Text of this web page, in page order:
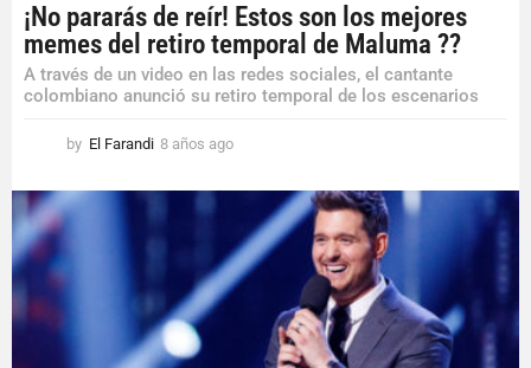
¡No pararás de reír! Estos son los mejores
memes del retiro temporal de Maluma ??
A través de un video en las redes sociales, el cantante
colombiano anunció su retiro temporal de los escenarios
by El Farandi 8 años ago
ñ
a
g